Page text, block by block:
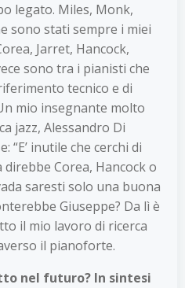
legato. Miles, Monk,
sono stati sempre i miei
Jarret, Hancock,
sono tra i pianisti che
tecnico e di
mio insegnante molto
jazz, Alessandro Di
“E’ inutile che cerchi di
Corea, Hancock o
saresti solo una buona
Giuseppe? Da lì è
il mio lavoro di ricerca
il pianoforte.
nel futuro? In sintesi